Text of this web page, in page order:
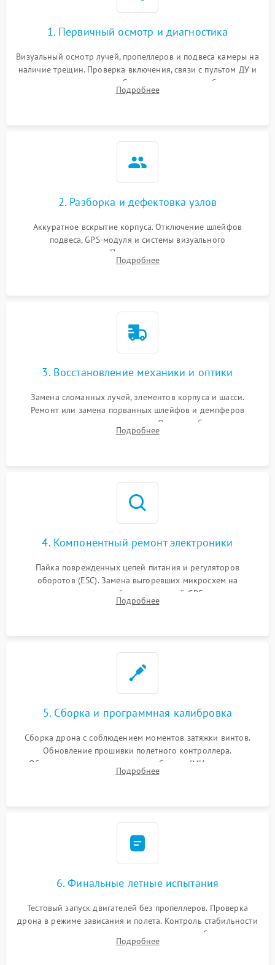
1. Первичный осмотр и диагностика
Визуальный осмотр лучей, пропеллеров и подвеса камеры на
наличие трещин. Проверка включения, связи с пультом ДУ и
передачи видеосигнала. Считывание логов ошибок через
полетное ПО для определения характера неисправности.
Подробнее
2. Разборка и дефектовка узлов
Аккуратное вскрытие корпуса. Отключение шлейфов
подвеса, GPS-модуля и системы визуального
позиционирования. Проверка полетного контроллера,
регуляторов оборотов (ESC) и бесколлекторных моторов на
Подробнее
3. Восстановление механики и оптики
Замена сломанных лучей, элементов корпуса и шасси.
Ремонт или замена порванных шлейфов и демпферов
трехосевого подвеса камеры. Очистка объектива,
восстановление механизма фокусировки. Установка новых
Подробнее
4. Компонентный ремонт электроники
Пайка поврежденных цепей питания и регуляторов
оборотов (ESC). Замена выгоревших микросхем на
материнской плате, модулей GPS
Подробнее
5. Сборка и программная калибровка
Сборка дрона с соблюдением моментов затяжки винтов.
Обновление прошивки полетного контроллера.
Обязательная программная калибровка IMU-сенсоров,
компаса, датчиков позиционирования и горизонта подвеса
Подробнее
6. Финальные летные испытания
Тестовый запуск двигателей без пропеллеров. Проверка
дрона в режиме зависания и полета. Контроль стабильности
удержания точки, качества передачи видео, работы системы
возврата домой (RTH) и дальности радиосвязи.
Подробнее